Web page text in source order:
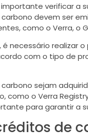
verificar a
devem ser
como o Verra, o
é necessário realizar
com o tipo de
sejam
o Verra
para garantir a
de